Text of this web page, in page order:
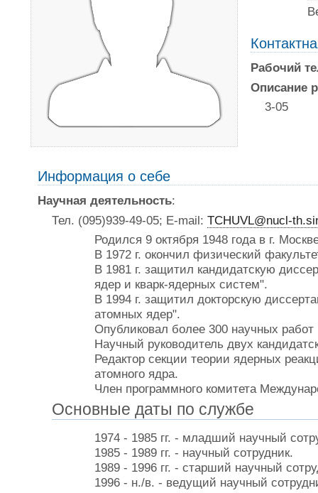
Рабочий
Описание
3-05
Информация о себе
Научная деятельность:
Тел. (095)939-49-05; E-mail: TCHUVL@nucl-
Родился 9 октября 1948 года в г.
В 1972 г. окончил физический
В 1981 г. защитил кандидатскую
ядер и кварк-ядерных систем".
В 1994 г. защитил докторскую
атомных ядер".
Опубликовал более 300 научных
Научный руководитель двух
Редактор секции теории ядерных
атомного ядра.
Член программного комитета
Основные даты по службе
1974 - 1985 гг. - младший научный
1985 - 1989 гг. - научный сотрудник.
1989 - 1996 гг. - старший научный
1996 - н./в. - ведущий научный